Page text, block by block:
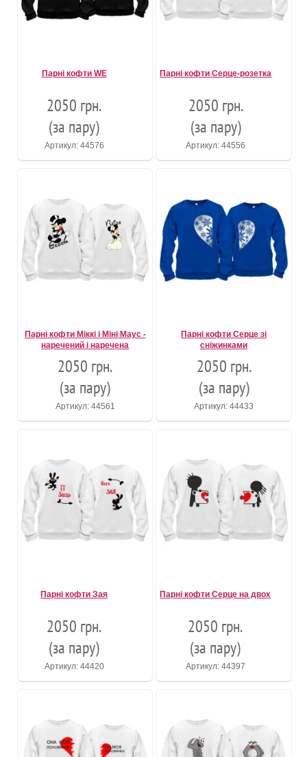
Парні кофти WE
2050 грн.
(за пару)
Артикул: 44576
Парні кофти Серце-розетка
2050 грн.
(за пару)
Артикул: 44556
Парні кофти Міккі і Міні Маус -
наречений і наречена
2050 грн.
(за пару)
Артикул: 44561
Парні кофти Серце зі
сніжинками
2050 грн.
(за пару)
Артикул: 44433
Парні кофти Зая
2050 грн.
(за пару)
Артикул: 44420
Парні кофти Серце на двох
2050 грн.
(за пару)
Артикул: 44397